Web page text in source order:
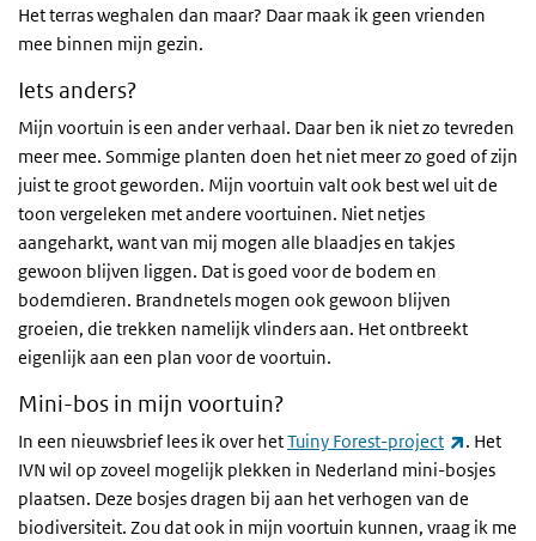
Het terras weghalen dan maar? Daar maak ik geen vrienden
mee binnen mijn gezin.
Iets anders?
Mijn voortuin is een ander verhaal. Daar ben ik niet zo tevreden
meer mee. Sommige planten doen het niet meer zo goed of zijn
juist te groot geworden. Mijn voortuin valt ook best wel uit de
toon vergeleken met andere voortuinen. Niet netjes
aangeharkt, want van mij mogen alle blaadjes en takjes
gewoon blijven liggen. Dat is goed voor de bodem en
bodemdieren. Brandnetels mogen ook gewoon blijven
groeien, die trekken namelijk vlinders aan. Het ontbreekt
eigenlijk aan een plan voor de voortuin.
Mini-bos in mijn voortuin?
In een nieuwsbrief lees ik over hetTuiny Forest-project
. Het
IVN wil op zoveel mogelijk plekken in Nederland mini-bosjes
plaatsen. Deze bosjes dragen bij aan het verhogen van de
biodiversiteit. Zou dat ook in mijn voortuin kunnen, vraag ik me